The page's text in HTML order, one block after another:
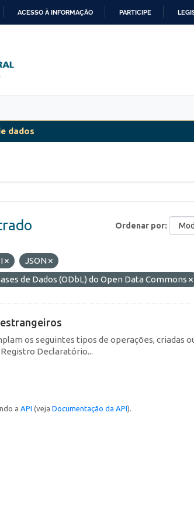
ACESSO À INFORMAÇÃO PARTICIPE
dados
Ordenar por
JSON
de Dados (ODbL) do Open Data Commons
os seguintes tipos de operações, criadas
Declaratório...
a API (veja Documentação da API).